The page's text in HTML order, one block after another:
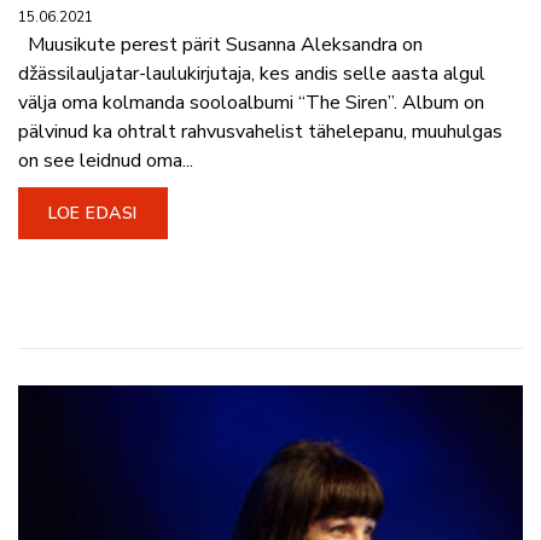
15.06.2021
Muusikute perest pärit Susanna Aleksandra on
džässilauljatar-laulukirjutaja, kes andis selle aasta algul
välja oma kolmanda sooloalbumi “The Siren”. Album on
pälvinud ka ohtralt rahvusvahelist tähelepanu, muuhulgas
on see leidnud oma...
LOE EDASI